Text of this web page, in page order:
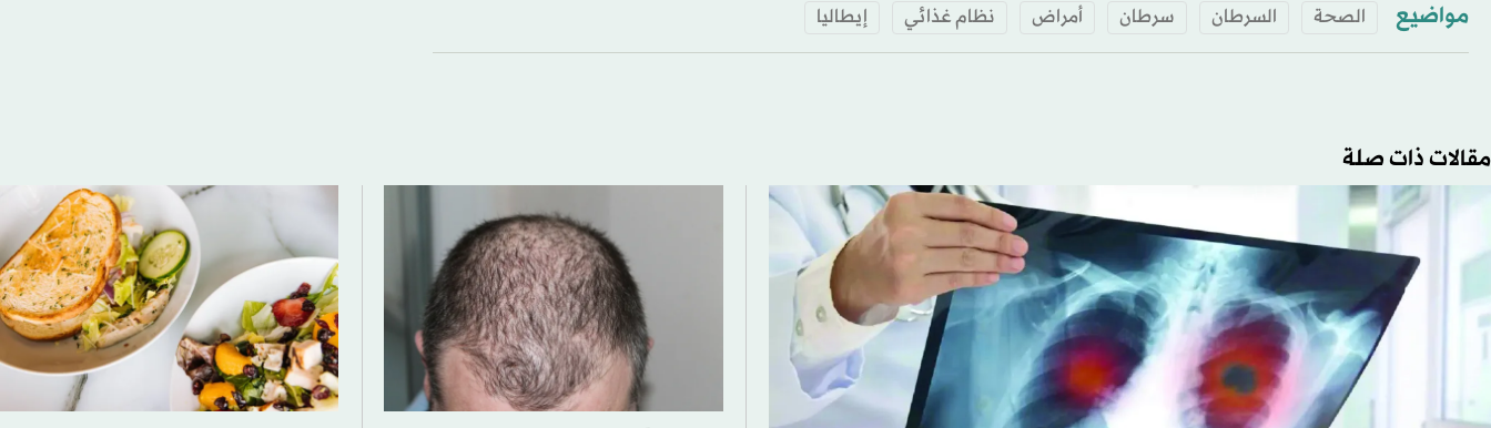
مواضيع الصحة السرطان سرطان أمراض نظام غذائي إيطاليا
مقالات ذات صلة